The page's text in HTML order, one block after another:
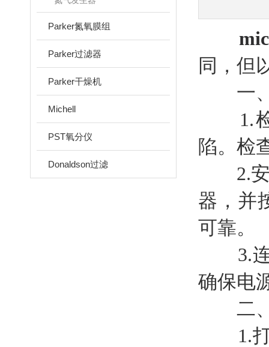
Parker氮氧膜组
Parker过滤器
Parker干燥机
Michell
PST氧分仪
Donaldson过滤
同，但
一、
1.检
陷。检
2.安
器，并
可靠。
3.连
确保电
二、
1.打